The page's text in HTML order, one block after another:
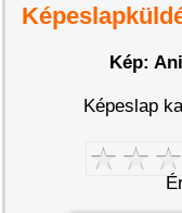
Kép:
Képeslap